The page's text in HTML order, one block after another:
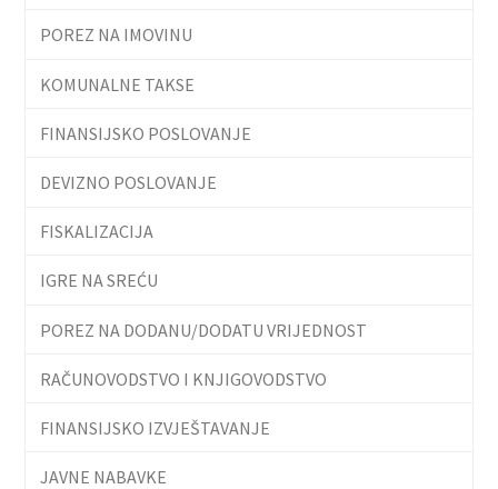
POREZ NA IMOVINU
KOMUNALNE TAKSE
FINANSIJSKO POSLOVANJE
DEVIZNO POSLOVANJE
FISKALIZACIJA
IGRE NA SREĆU
POREZ NA DODANU/DODATU VRIJEDNOST
RAČUNOVODSTVO I KNJIGOVODSTVO
FINANSIJSKO IZVJEŠTAVANJE
JAVNE NABAVKE